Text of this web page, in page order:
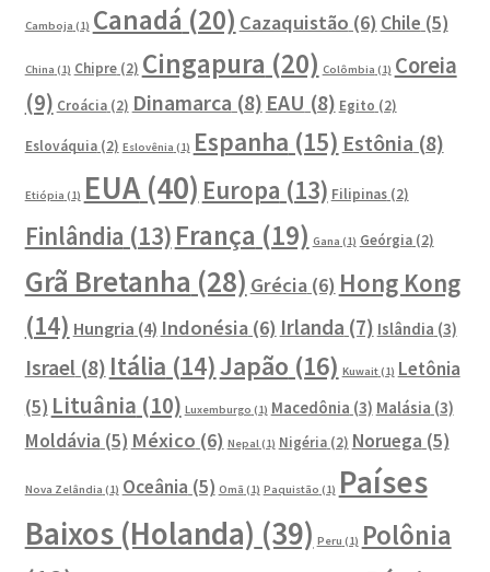
Camboja (1) Canadá (20) Cazaquistão (6) Chile (5)
China (1) Chipre(2) Cingapura (20) Colômbia (1) Coreia
(9) Croácia(2) Dinamarca (8) EAU (8) Egito (2)
Eslováquia(2) Eslovênia (1) Espanha (15) Estônia (8)
Etiópia (1) EUA(40) Europa (13) Filipinas(2)
Finlândia (13) França (19) Gana (1) Geórgia(2)
Grã Bretanha (28) Grécia(6) Hong Kong
(14) Hungria (4) Indonésia(6) Irlanda (7) Islândia (3)
Israel(8) Itália (14)Japão (16) Kuwait(1) Letônia
(5) Lituânia (10) Luxemburgo (1) Macedônia (3) Malásia (3)
Moldávia (5) México (6) Nepal(1) Nigéria(2) Noruega (5)
Nova Zelândia (1) Oceânia (5) Omã (1) Paquistão (1) Países
Baixos (Holanda) (39) Peru (1) Polônia